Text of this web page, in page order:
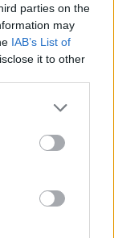
parties on the
may
IAB’s List of
it to other
more Google
may click to
party tags to
below Google
sem az,
levesek,
food-tól a
árusoknál,
főztje?
minőségű